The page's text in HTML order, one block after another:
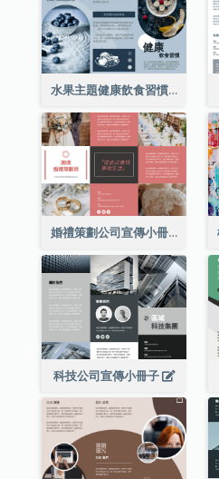
水果主題健康飲食習慣小冊子
婚禮策劃公司宣傳小冊子
科技公司宣傳小冊子